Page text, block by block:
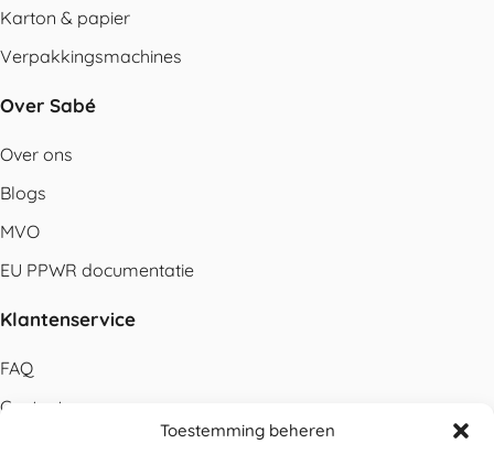
Toestemming beheren
Karton & papier
Verpakkingsmachines
Over Sabé
Over ons
Blogs
MVO
EU PPWR documentatie
Klantenservice
FAQ
Contact